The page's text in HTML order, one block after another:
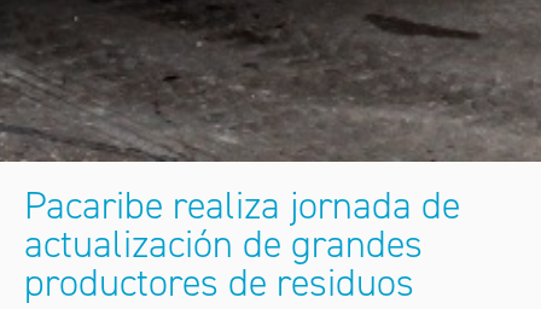
Pacaribe realiza jornada de
actualización de grandes
productores de residuos